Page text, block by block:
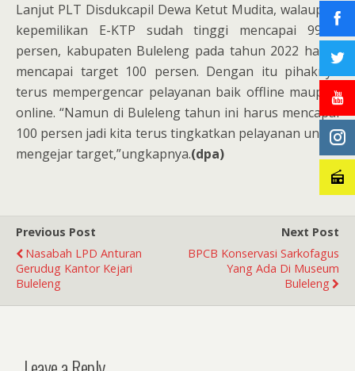
Lanjut PLT Disdukcapil Dewa Ketut Mudita, walaupun
kepemilikan E-KTP sudah tinggi mencapai 99,66
persen, kabupaten Buleleng pada tahun 2022 harus
mencapai target 100 persen. Dengan itu pihaknya
terus mempergencar pelayanan baik offline maupun
online. “Namun di Buleleng tahun ini harus mencapai
100 persen jadi kita terus tingkatkan pelayanan untuk
mengejar target,”ungkapnya.(dpa)
Previous Post
Nasabah LPD Anturan
Gerudug Kantor Kejari
Buleleng
Next Post
BPCB Konservasi Sarkofagus
Yang Ada Di Museum
Buleleng